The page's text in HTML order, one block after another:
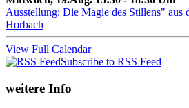
Ausstellung: Die Magie des Stillens" aus
Horbach
View Full Calendar
Subscribe to RSS Feed
weitere Info